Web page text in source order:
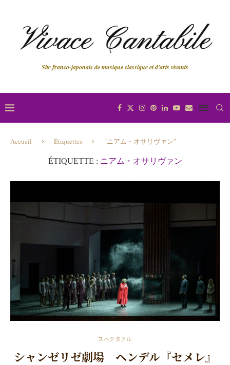
Site franco-japonais de musique classique et d'arts vivants
Accueil Étiquettes "ニアム・オサリヴァン"
ÉTIQUETTE : ニアム・オサリヴァン
スペクタクル
シャンゼリゼ劇場 ヘンデル『セメレ』